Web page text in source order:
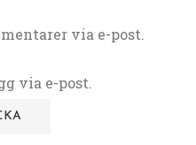
via e-post.
via e-post.